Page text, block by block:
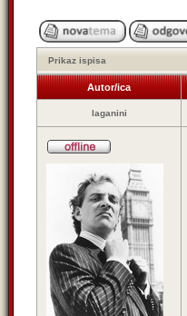
Prikaz ispisa
Autor/ica
laganini